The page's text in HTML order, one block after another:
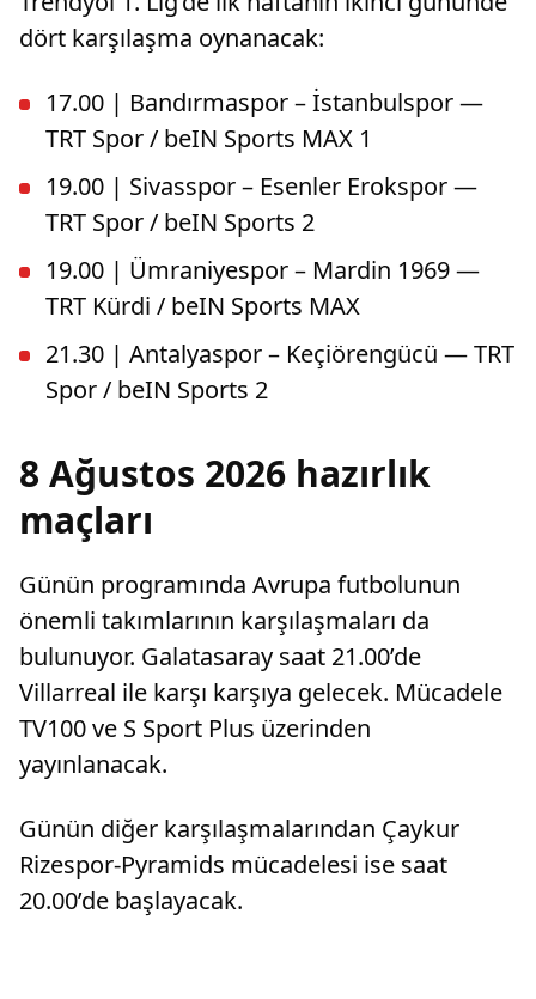
dört karşılaşma oynanacak:
17.00 | Bandırmaspor – İstanbulspor —
TRT Spor / beIN Sports MAX 1
19.00 | Sivasspor – Esenler Erokspor —
TRT Spor / beIN Sports 2
19.00 | Ümraniyespor – Mardin 1969 —
TRT Kürdi / beIN Sports MAX
21.30 | Antalyaspor – Keçiörengücü — TRT
Spor / beIN Sports 2
8 Ağustos 2026 hazırlık
maçları
Günün programında Avrupa futbolunun
önemli takımlarının karşılaşmaları da
bulunuyor. Galatasaray saat 21.00’de
Villarreal ile karşı karşıya gelecek. Mücadele
TV100 ve S Sport Plus üzerinden
yayınlanacak.
Günün diğer karşılaşmalarından Çaykur
Rizespor-Pyramids mücadelesi ise saat
20.00’de başlayacak.